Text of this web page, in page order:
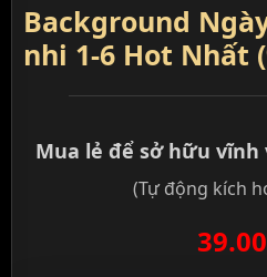
Background
nhi 1-6 Hot Nhất
Mua lẻ để sở hữu
(Tự động kích